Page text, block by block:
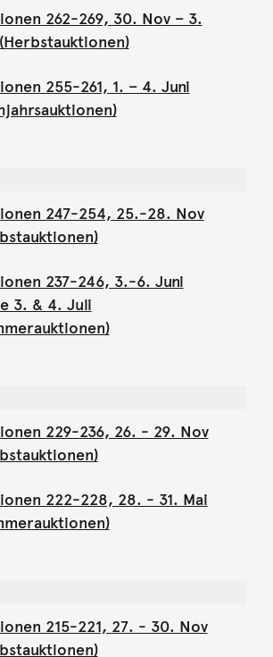
262-269, 30. Nov – 3.
255-261, 1. – 4. Juni
247-254, 25.-28. Nov
237-246, 3.-6. Juni
3. & 4. Juli
229-236, 26. - 29. Nov
222-228, 28. - 31. Mai
215-221, 27. - 30. Nov